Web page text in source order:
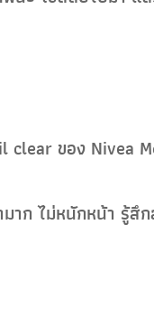
ของ Nivea
าก ไม่หนักหน้า รู้